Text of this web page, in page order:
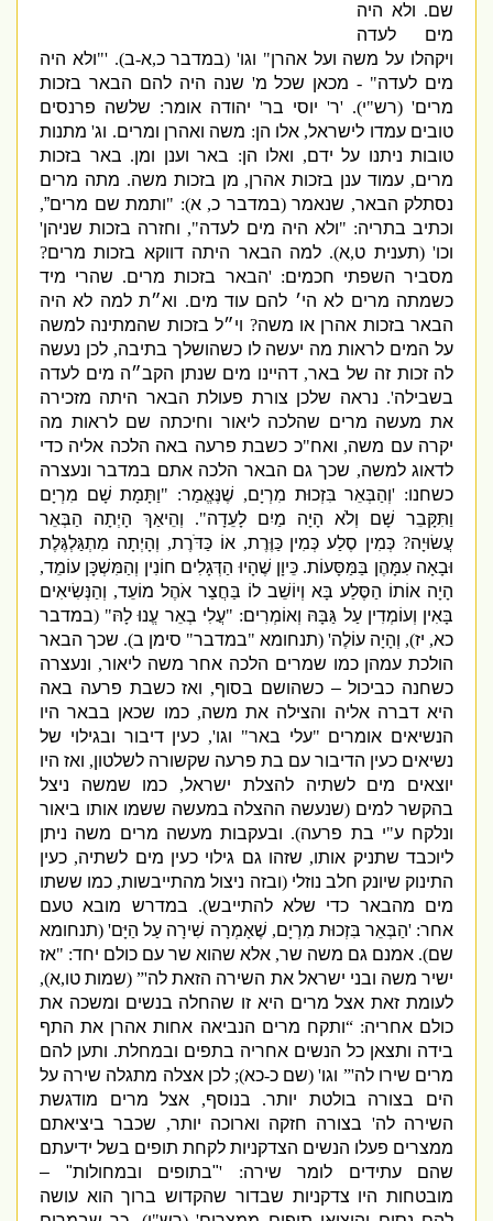
שם. ולא היה
מים לעדה
ויקהלו על משה ועל אהרן" וגו' (במדבר כ,א-ב). '"ולא היה
מים לעדה" - מכאן שכל מ' שנה היה להם הבאר בזכות
מרים' (רש"י). 'ר' יוסי בר' יהודה אומר: שלשה פרנסים
טובים עמדו לישראל, אלו הן: משה ואהרן ומרים. וג' מתנות
טובות ניתנו על ידם, ואלו הן: באר וענן ומן. באר בזכות
מרים, עמוד ענן בזכות אהרן, מן בזכות משה. מתה מרים
נסתלק הבאר, שנאמר(במדבר כ,א): "ותמת שם מרים”,
וכתיב בתריה: "ולא היה מים לעדה", וחזרה בזכות שניהן'
וכו' (תענית ט,א).למה הבאר היתה דווקא בזכות מרים?
מסביר השפתי חכמים: 'הבאר בזכות מרים. שהרי מיד
כשמתה מרים לא הי׳ להם עוד מים. וא״ת למה לא היה
הבאר בזכות אהרן או משה? וי״ל בזכות שהמתינה למשה
על המים לראות מה יעשה לו כשהושלך בתיבה,לכן נעשה
לה זכות זה של באר,דהיינו מים שנתן הקב״ה מים לעדה
בשבילה'. נראה שלכן צורת פעולת הבאר היתה מזכירה
את מעשה מרים שהלכה ליאור וחיכתה שם לראות מה
יקרה עם משה, ואח"כ כשבת פרעה באה הלכה אליה כדי
לדאוג למשה, שכך גם הבאר הלכה אתם במדבר ונעצרה
כשחנו: 'וְהַבְּאֵר בִּזְכוּת מִרְיָם, שֶׁנֶּאֱמַר: "וַתָּמָת שָׁם מִרְיָם
וַתִּקָּבֵר שָׁם וְלֹא הָיָה מַיִם לָעֵדָה". וְהֵיאַךְ הָיְתָה הַבְּאֵר
עֲשׂוּיָה? כְּמִין סֶלַע כְּמִין כַּוֶּרֶת,אוֹ כַּדֹּרֶת, וְהָיְתָה מִתְגַּלְגֶּלֶת
וּבָאָה עִמָּהֶן בַּמַּסָּעוֹת.כֵּיוָן שֶׁהָיוּ הַדְּגָלִים חוֹנִין וְהַמִּשְׁכָּן עוֹמֵד,
הָיָה אוֹתוֹ הַסֶּלַע בָּא וְיוֹשֵׁב לוֹ בַּחֲצַר אֹהֶל מוֹעֵד, וְהַנְּשִׂיאִים
בָּאִין וְעוֹמְדִין עַל גַּבָּהּ וְאוֹמְרִים: "עֲלִי בְאֵר עֱנוּ לָהּ" (במדבר
כא, יז), וְהָיָה עוֹלֶה' (תנחומא "במדבר" סימן ב). שכך הבאר
הולכת עמהן כמו שמרים הלכה אחר משה ליאור, ונעצרה
כשחנה כביכול – כשהושם בסוף, ואז כשבת פרעה באה
היא דברה אליה והצילה את משה,כמו שכאן בבאר היו
הנשיאים אומרים "עלי באר" וגו', כעין דיבור ובגילוי של
נשיאים כעין הדיבור עם בת פרעה שקשורה לשלטון, ואז היו
יוצאים מים לשתיה להצלת ישראל, כמו שמשה ניצל
בהקשר למים (שנעשה ההצלה במעשה ששמו אותו ביאור
ונלקח ע"י בת פרעה). ובעקבות מעשה מרים משה ניתן
ליוכבד שתניק אותו, שזהו גם גילוי כעין מים לשתיה, כעין
התינוק שיונק חלב נוזלי(ובזה ניצול מהתייבשות, כמו ששתו
מים מהבאר כדי שלא להתייבש). במדרש מובא טעם
אחר: 'הַבְּאֵר בִּזְכוּת מִרְיָם, שֶׁאָמְרָה שִׁירָה עַל הַיָּם' (תנחומא
שם). אמנם גם משה שר, אלא שהוא שר עם כולם יחד: "אז
ישיר משה ובני ישראל את השירה הזאת לה'” (שמות טו,א),
לעומת זאת אצל מרים היא זו שהחלה בנשים ומשכה את
כולם אחריה: “ותקח מרים הנביאה אחות אהרן את התף
בידה ותצאן כל הנשים אחריה בתפים ובמחלת. ותען להם
מרים שירו לה'” וגו' (שם כ-כא);לכן אצלה מתגלה שירה על
הים בצורה בולטת יותר. בנוסף, אצל מרים מודגשת
השירה לה' בצורה חזקה וארוכה יותר, שכבר ביציאתם
ממצרים פעלו הנשים הצדקניות לקחת תופים בשל ידיעתם
שהם עתידים לומר שירה: '
"בתופים ובמחולות" –
מובטחות היו צדקניות שבדור שהקדוש ברוך הוא עושה